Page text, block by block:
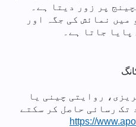
پر زور دیتا ہے۔
میں نمائش کی جگہ اور
جاتا ہے۔
روایتی چینی یا
تک رسائی حاصل کر سکتے
https://